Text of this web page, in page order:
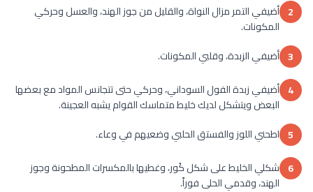
2 أضيفي التمر مزال النواة، والقليل من جوز الهند، والعسل وحركي
المكونات.
3 أضيفي الزبدة، وقلبي المكونات.
4 أضيفي زبدة الفول السوداني، وحركي حتى تتجانس المواد مع بعضها
البعض ويتشكل لديك خليط متماسك القوام يشبه العجينة.
5 اطحني اللوز والفستق الحلبي وضعيهم في وعاء.
6 شكلي الخليط على شكل كُور، وغطيها بالمكسرات المطحونة وجوز
الهند، وقدمي الحلى فوراً.